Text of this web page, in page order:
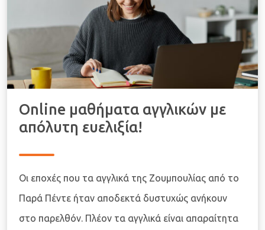
Online μαθήματα αγγλικών με
απόλυτη ευελιξία!
Οι εποχές που τα αγγλικά της Ζουμπουλίας από το
Παρά Πέντε ήταν αποδεκτά δυστυχώς ανήκουν
στο παρελθόν. Πλέον τα αγγλικά είναι απαραίτητα